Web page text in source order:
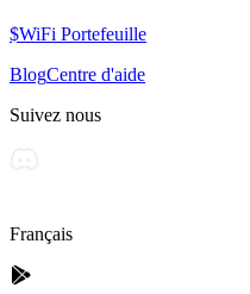
$WiFi Portefeuille
BlogCentre d'aide
Suivez nous
Français